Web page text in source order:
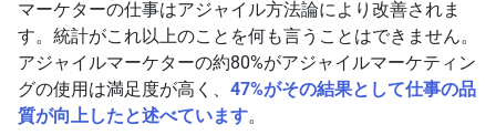
マーケターの仕事はアジャイル方法論により改善されま
す。統計がこれ以上のことを何も言うことはできません。
アジャイルマーケターの約80%がアジャイルマーケティン
グの使用は満足度が高く、 47%がその結果として仕事の品
質が向上したと述べています。